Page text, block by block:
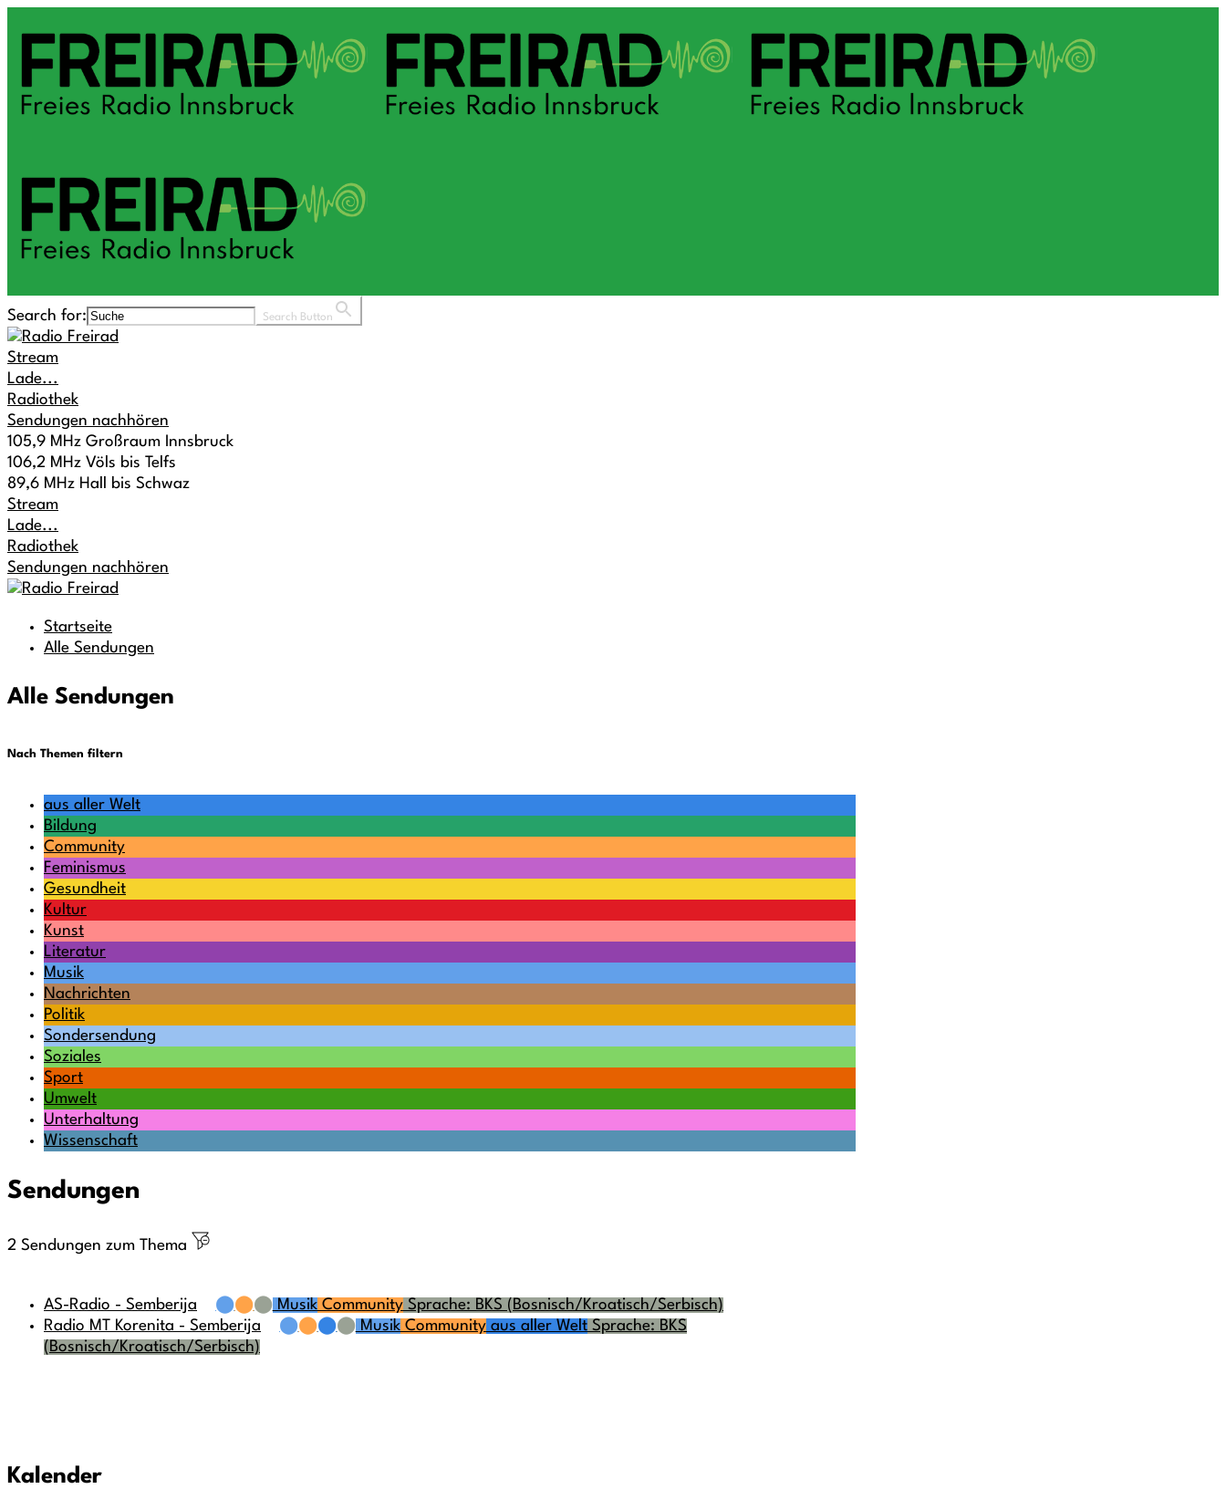
Search for: Search Button
Stream
Lade...
Radiothek
Sendungen nachhören
105,9 MHz Großraum Innsbruck
106,2 MHz Völs bis Telfs
89,6 MHz Hall bis Schwaz
Stream
Lade...
Radiothek
Sendungen nachhören
Startseite
Alle Sendungen
Alle Sendungen
Nach Themen filtern
aus aller Welt
Bildung
Community
Feminismus
Gesundheit
Kultur
Kunst
Literatur
Musik
Nachrichten
Politik
Sondersendung
Soziales
Sport
Umwelt
Unterhaltung
Wissenschaft
Sendungen
2 Sendungen zum Thema
AS-Radio - Semberija ⬤⬤⬤ Musik Community Sprache: BKS (Bosnisch/Kroatisch/Serbisch)
Radio MT Korenita - Semberija
⬤⬤⬤⬤ Musik Community aus aller Welt Sprache: BKS
(Bosnisch/Kroatisch/Serbisch)
Kalender